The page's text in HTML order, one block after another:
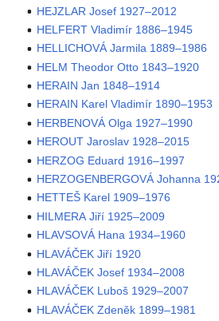
HEJZLAR Josef 1927–2012
HELFERT Vladimír 1886–1945
HELLICHOVÁ Jarmila 1889–1986
HELM Theodor Otto 1843–1920
HERAIN Jan 1848–1914
HERAIN Karel Vladimír 1890–1953
HERBENOVÁ Olga 1927–1990
HEROUT Jaroslav 1928–2015
HERZOG Eduard 1916–1997
HERZOGENBERGOVÁ Johanna
HETTEŠ Karel 1909–1976
HILMERA Jiří 1925–2009
HLAVSOVÁ Hana 1934–1960
HLAVÁČEK Jiří 1920
HLAVÁČEK Josef 1934–2008
HLAVÁČEK Luboš 1929–2007
HLAVÁČEK Zdeněk 1899–1981